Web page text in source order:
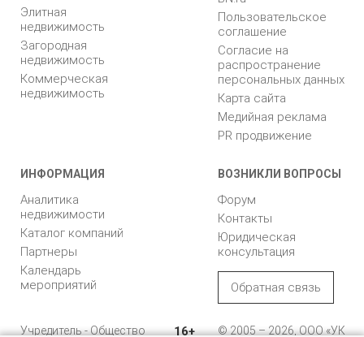
Элитная
недвижимость
Загородная
недвижимость
Коммерческая
недвижимость
Пользовательское
соглашение
Согласие на
распространение
персональных данных
Карта сайта
Медийная реклама
PR продвижение
ИНФОРМАЦИЯ
Аналитика
недвижимости
Каталог компаний
Партнеры
Календарь
мероприятий
ВОЗНИКЛИ ВОПРОСЫ
Форум
Контакты
Юридическая
консультация
Обратная связь
Учредитель - Общество
16+
© 2005 – 2026, ООО «УК